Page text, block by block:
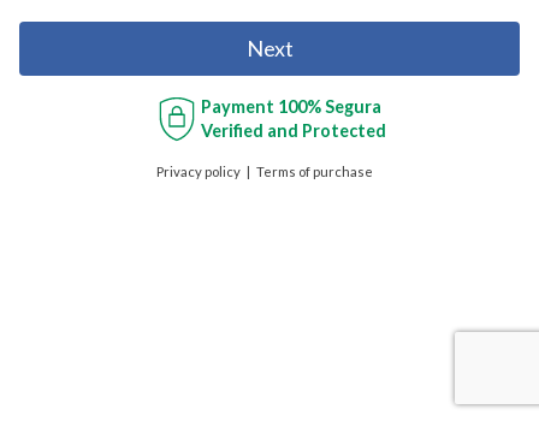
Next
Payment 100% Segura
Verified and Protected
Privacy policy Terms of purchase